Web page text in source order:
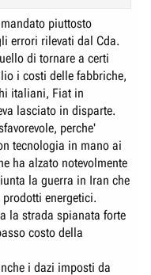
del previsto: a ben
piuttosto
errori rilevati dal Cda.
di tornare a certi
i costi delle fabbriche,
italiani, Fiat in
lasciato in disparte.
perche'
tecnologia in mano ai
ha alzato notevolmente
la guerra in Iran che
energetici.
la strada spianata forte
costo della
i dazi imposti da